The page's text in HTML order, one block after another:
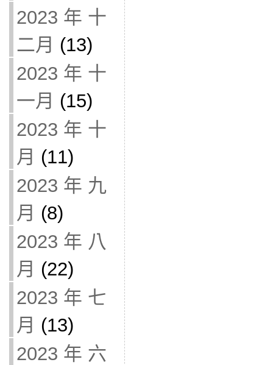
2023 年 十
二月 (13)
2023 年 十
一月 (15)
2023 年 十
月 (11)
2023 年 九
月 (8)
2023 年 八
月 (22)
2023 年 七
月 (13)
2023 年 六